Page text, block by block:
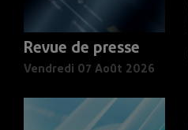
Revue de presse
Vendredi 07 Août 2026